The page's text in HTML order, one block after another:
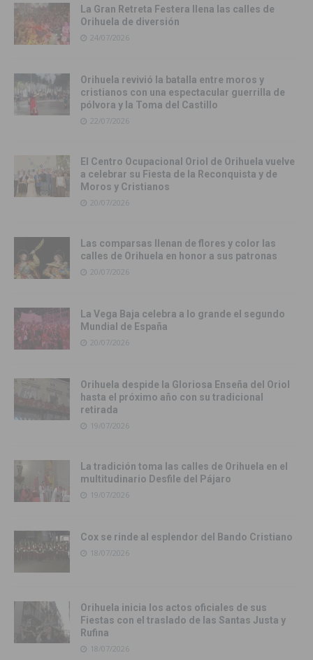
La Gran Retreta Festera llena las calles de
Orihuela de diversión
24/07/2026
Orihuela revivió la batalla entre moros y
cristianos con una espectacular guerrilla de
pólvora y la Toma del Castillo
22/07/2026
El Centro Ocupacional Oriol de Orihuela vuelve
a celebrar su Fiesta de la Reconquista y de
Moros y Cristianos
20/07/2026
Las comparsas llenan de flores y color las
calles de Orihuela en honor a sus patronas
20/07/2026
La Vega Baja celebra a lo grande el segundo
Mundial de España
20/07/2026
Orihuela despide la Gloriosa Enseña del Oriol
hasta el próximo año con su tradicional
retirada
19/07/2026
La tradición toma las calles de Orihuela en el
multitudinario Desfile del Pájaro
19/07/2026
Cox se rinde al esplendor del Bando Cristiano
18/07/2026
Orihuela inicia los actos oficiales de sus
Fiestas con el traslado de las Santas Justa y
Rufina
18/07/2026